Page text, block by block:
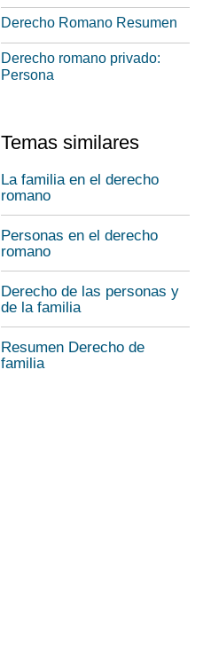
Derecho Romano Resumen
Derecho romano privado:
Persona
Temas similares
La familia en el derecho
romano
Personas en el derecho
romano
Derecho de las personas y
de la familia
Resumen Derecho de
familia